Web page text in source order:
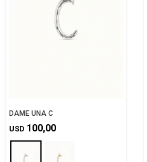
DAME UNA C
USD 100,00